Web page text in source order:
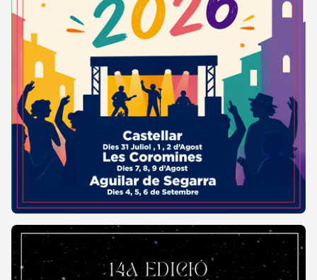
de Foradada i varen tenir dos fills, el Rosendo i el
Ramon.
En temps de guerra l'Antonio va enviudar i després
de la guerra es tornar a casar amb Antònia Cases
d'Agramunt, molt volguda per la família segons
explica el Rosendo Bosch. Un dia, a la tornada del
futbol d'Agramunt amb un camió, la seva
madrastra, és a dir l'Antonia Cases va ser víctima
d'un accident en bolcar el camió, ella va morir,
deixant altre cop viudo a l'Antonio i desemparats
als seus fillols, fins a l'extrem que el fill petit Ramon
madrastra i en uns mesos també es va morir.
L'Antonio es torna a casar encara per tercer cop